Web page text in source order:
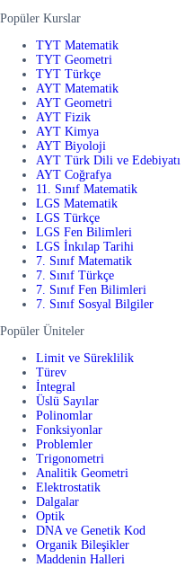
Popüler Kurslar
TYT Matematik
TYT Geometri
TYT Türkçe
AYT Matematik
AYT Geometri
AYT Fizik
AYT Kimya
AYT Biyoloji
AYT Türk Dili ve Edebiyatı
AYT Coğrafya
11. Sınıf Matematik
LGS Matematik
LGS Türkçe
LGS Fen Bilimleri
LGS İnkılap Tarihi
7. Sınıf Matematik
7. Sınıf Türkçe
7. Sınıf Fen Bilimleri
7. Sınıf Sosyal Bilgiler
Popüler Üniteler
Limit ve Süreklilik
Türev
İntegral
Üslü Sayılar
Polinomlar
Fonksiyonlar
Problemler
Trigonometri
Analitik Geometri
Elektrostatik
Dalgalar
Optik
DNA ve Genetik Kod
Organik Bileşikler
Maddenin Halleri